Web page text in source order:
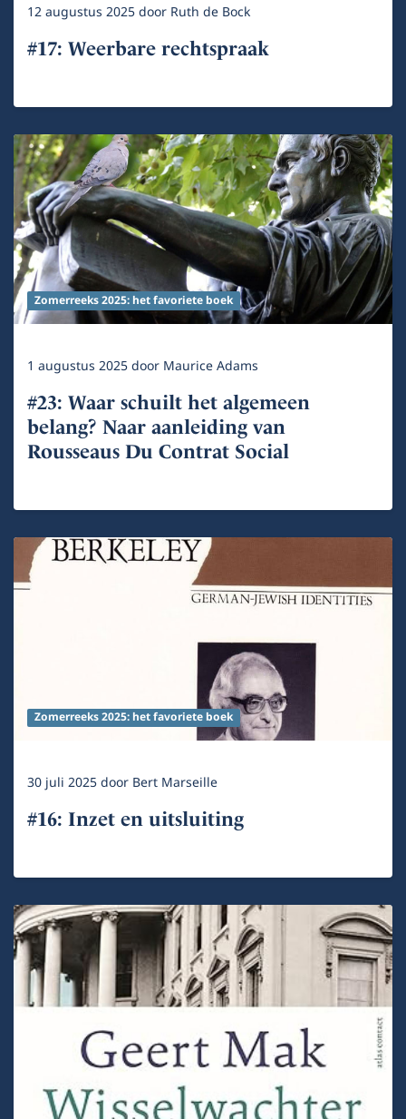
12 augustus 2025door Ruth de Bock
#17: Weerbare rechtspraak
Zomerreeks 2025: het favoriete boek
1 augustus 2025door Maurice Adams
#23: Waar schuilt het algemeen
belang? Naar aanleiding van
Rousseaus Du Contrat Social
Zomerreeks 2025: het favoriete boek
30 juli 2025door Bert Marseille
#16: Inzet en uitsluiting